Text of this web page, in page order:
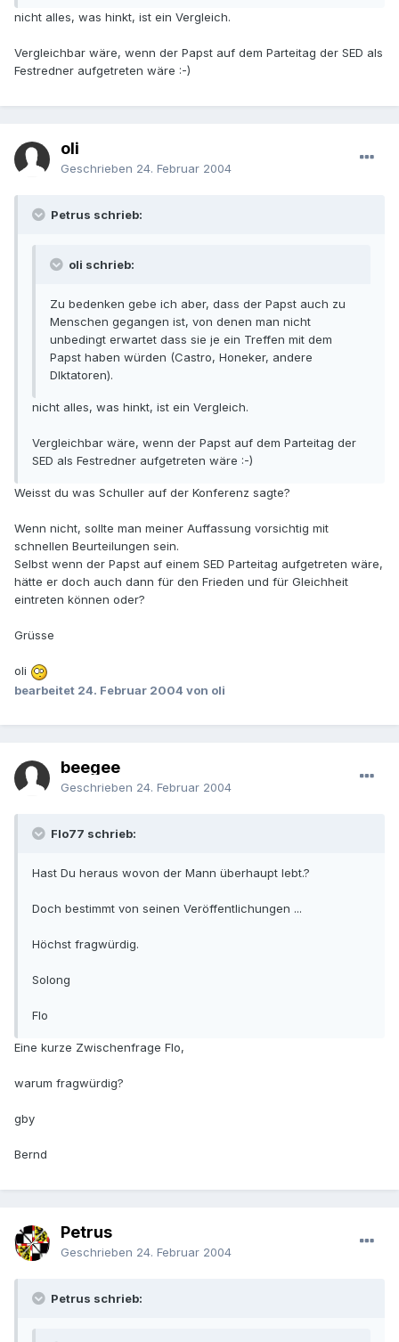
nicht alles, was hinkt, ist ein Vergleich.
Vergleichbar wäre, wenn der Papst auf dem Parteitag der SED als
Festredner aufgetreten wäre :-)
oli
Geschrieben 24. Februar 2004
Petrus schrieb:
oli schrieb:
Zu bedenken gebe ich aber, dass der Papst auch zu
Menschen gegangen ist, von denen man nicht
unbedingt erwartet dass sie je ein Treffen mit dem
Papst haben würden (Castro, Honeker, andere
DIktatoren).
nicht alles, was hinkt, ist ein Vergleich.
Vergleichbar wäre, wenn der Papst auf dem Parteitag der
SED als Festredner aufgetreten wäre :-)
Weisst du was Schuller auf der Konferenz sagte?
Wenn nicht, sollte man meiner Auffassung vorsichtig mit
schnellen Beurteilungen sein.
Selbst wenn der Papst auf einem SED Parteitag aufgetreten wäre,
hätte er doch auch dann für den Frieden und für Gleichheit
eintreten können oder?
Grüsse
oli
bearbeitet 24. Februar 2004 von oli
beegee
Geschrieben 24. Februar 2004
Flo77 schrieb:
Hast Du heraus wovon der Mann überhaupt lebt.?
Doch bestimmt von seinen Veröffentlichungen ...
Höchst fragwürdig.
Solong
Flo
Eine kurze Zwischenfrage Flo,
warum fragwürdig?
gby
Bernd
Petrus
Geschrieben 24. Februar 2004
Petrus schrieb: